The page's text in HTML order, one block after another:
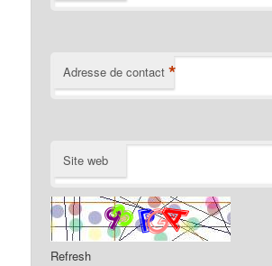
Adresse de contact *
Site web
Refresh